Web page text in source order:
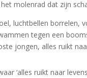
molenrad dat zijn
luchtbellen borrelen,
tegen een
jongen, alles ruikt
‘alles ruikt naar